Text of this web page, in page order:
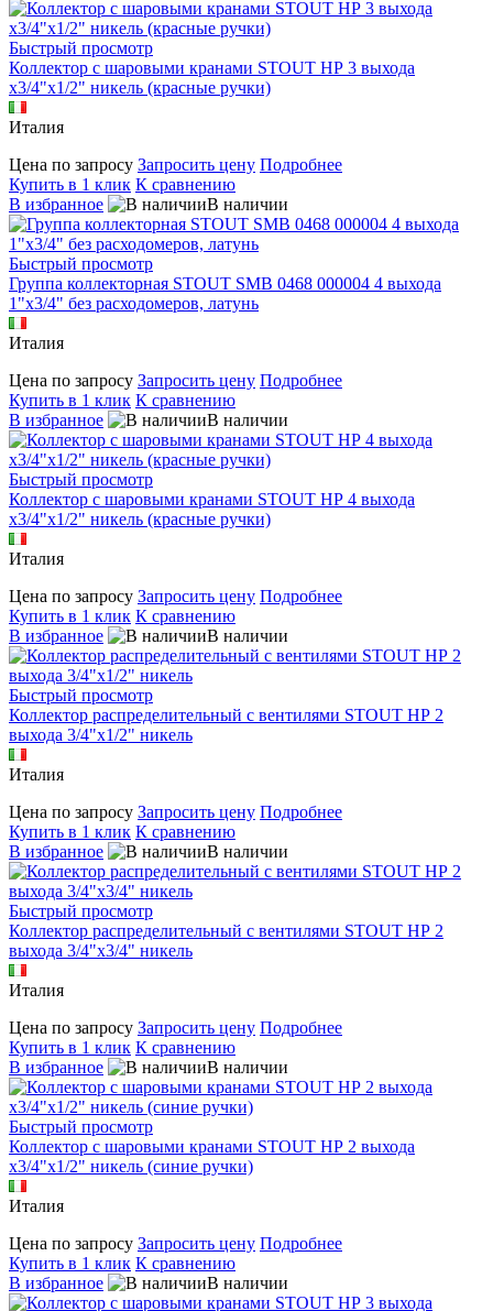
Быстрый просмотр
Коллектор с шаровыми кранами STOUT НР 3 выхода
х3/4"х1/2" никель (красные ручки)
Италия
Цена по запросу Запросить цену Подробнее
Купить в 1 клик К сравнению
В избранное
В наличии
Быстрый просмотр
Группа коллекторная STOUT SMB 0468 000004 4 выхода
1"х3/4" без расходомеров, латунь
Италия
Цена по запросу Запросить цену Подробнее
Купить в 1 клик К сравнению
В избранное
В наличии
Быстрый просмотр
Коллектор с шаровыми кранами STOUT НР 4 выхода
х3/4"х1/2" никель (красные ручки)
Италия
Цена по запросу Запросить цену Подробнее
Купить в 1 клик К сравнению
В избранное
В наличии
Быстрый просмотр
Коллектор распределительный с вентилями STOUT НР 2
выхода 3/4"х1/2" никель
Италия
Цена по запросу Запросить цену Подробнее
Купить в 1 клик К сравнению
В избранное
В наличии
Быстрый просмотр
Коллектор распределительный с вентилями STOUT НР 2
выхода 3/4"х3/4" никель
Италия
Цена по запросу Запросить цену Подробнее
Купить в 1 клик К сравнению
В избранное
В наличии
Быстрый просмотр
Коллектор с шаровыми кранами STOUT НР 2 выхода
х3/4"х1/2" никель (синие ручки)
Италия
Цена по запросу Запросить цену Подробнее
Купить в 1 клик К сравнению
В избранное
В наличии